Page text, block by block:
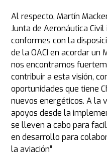
Al respecto, Martín
Junta de Aeronáutica
conformes con la
de la OACI en acordar un
nos encontramos
contribuir a esta visión,
oportunidades que tiene
nuevos energéticos. A la
apoyos desde la
se lleven a cabo para
en desarrollo para
la aviación”